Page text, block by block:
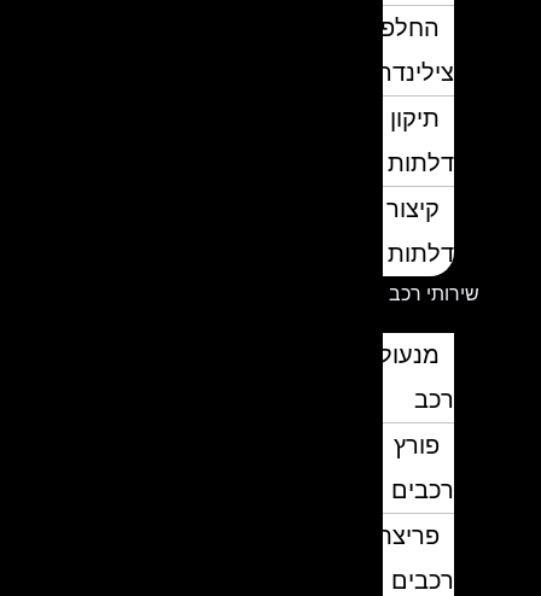
החלפת
צילינדרים
תיקון
דלתות
קיצור
דלתות
שירותי רכב
מנעולן
פורץ
רכבים
פריצת
רכבים